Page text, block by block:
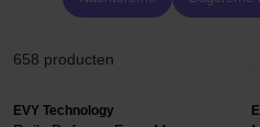
658 producten
EVY Technology